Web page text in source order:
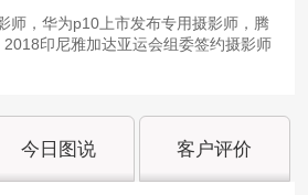
师，华为p10上市发布专用摄影师，腾
印尼雅加达亚运会组委签约摄影师
今日图说 客户评价